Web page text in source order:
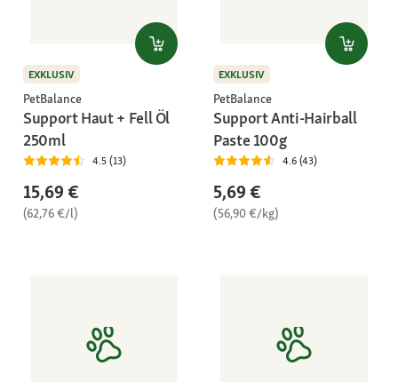
EXKLUSIV
PetBalance
Support Haut + Fell Öl
250ml
4.5 (13)
15,69 €
(62,76 €/l)
EXKLUSIV
PetBalance
Support Anti-Hairball
Paste 100g
4.6 (43)
5,69 €
(56,90 €/kg)